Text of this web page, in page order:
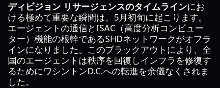
ディビジョン リサージェンスのタイムラインにお
ける極めて重要な瞬間は、5月初旬に起こります。
エージェントの通信とISAC（高度分析コンピュー
ター）機能の根幹であるSHDネットワークがオフラ
インになりました。このブラックアウトにより、全
国のエージェントは秩序を回復しインフラを修復す
るためにワシントンD.C.への転進を余儀なくされま
した。